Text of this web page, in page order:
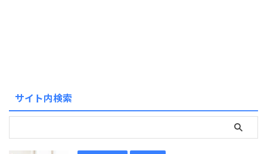
サイト内検索